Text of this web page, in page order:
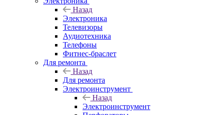
Назад
Электроника
Телевизоры
Аудиотехника
Телефоны
Фитнес-браслет
Для ремонта
Назад
Для ремонта
Электроинструмент
Назад
Электроинструмент